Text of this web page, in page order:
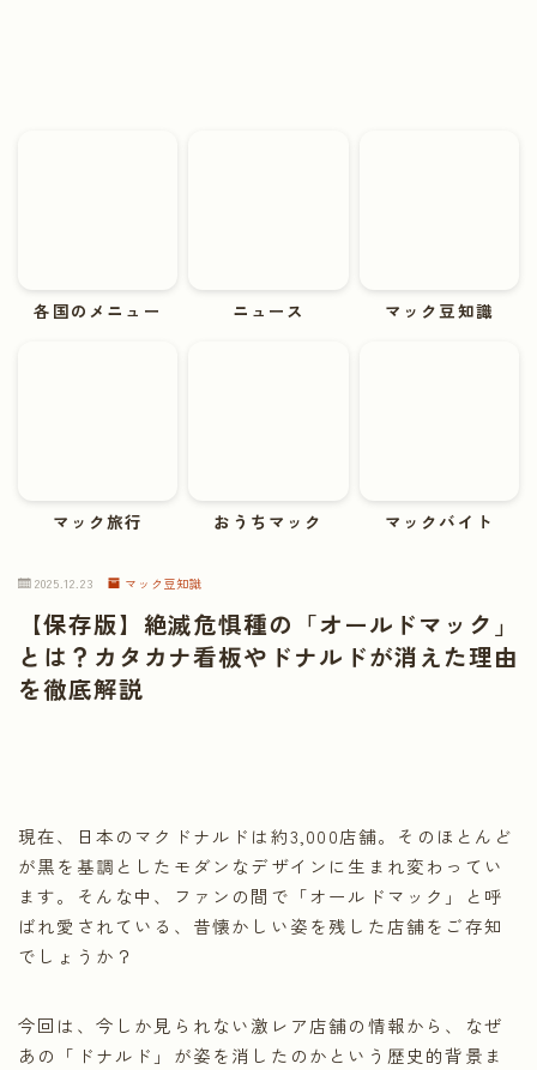
各国のメニュー ニュース マック豆知識
マック旅行 おうちマック マックバイト
2025.12.23 マック豆知識
【保存版】絶滅危惧種の「オールドマック」
とは？カタカナ看板やドナルドが消えた理由
を徹底解説
現在、日本のマクドナルドは約3,000店舗。そのほとんど
が黒を基調としたモダンなデザインに生まれ変わってい
ます。そんな中、ファンの間で「オールドマック」と呼
ばれ愛されている、昔懐かしい姿を残した店舗をご存知
でしょうか？
今回は、今しか見られない激レア店舗の情報から、なぜ
あの「ドナルド」が姿を消したのかという歴史的背景ま